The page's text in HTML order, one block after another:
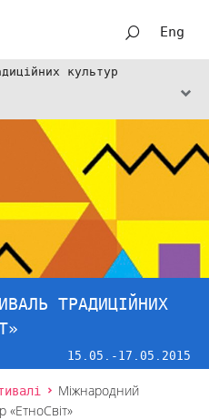
Eng
культур
ТРАДИЦІЙНИХ
15.05.-17.05.2015
Міжнародний
«ЕтноСвіт»